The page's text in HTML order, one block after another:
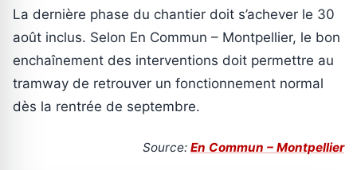
La dernière phase du chantier doit s’achever le 30
août inclus. Selon En Commun – Montpellier, le bon
enchaînement des interventions doit permettre au
tramway de retrouver un fonctionnement normal
dès la rentrée de septembre.
Source: En Commun – Montpellier